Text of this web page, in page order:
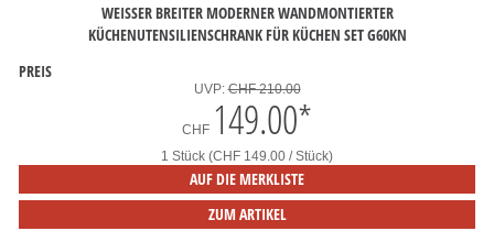
WEISSER BREITER MODERNER WANDMONTIERTER
KÜCHENUTENSILIENSCHRANK FÜR KÜCHEN SET G60KN
PREIS
UVP:CHF 210.00
CHF 149.00*
1 Stück (CHF 149.00 / Stück)
AUF DIE MERKLISTE
ZUM ARTIKEL